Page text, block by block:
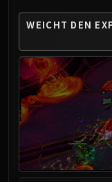
WEICHT DEN